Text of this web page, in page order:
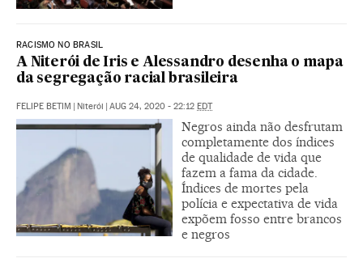
RACISMO NO BRASIL
A Niterói de Iris e Alessandro desenha o mapa
da segregação racial brasileira
FELIPE BETIM | Niterói | AUG 24, 2020 - 22:12 EDT
Negros ainda não desfrutam
completamente dos índices
de qualidade de vida que
fazem a fama da cidade.
Índices de mortes pela
polícia e expectativa de vida
expõem fosso entre brancos
e negros